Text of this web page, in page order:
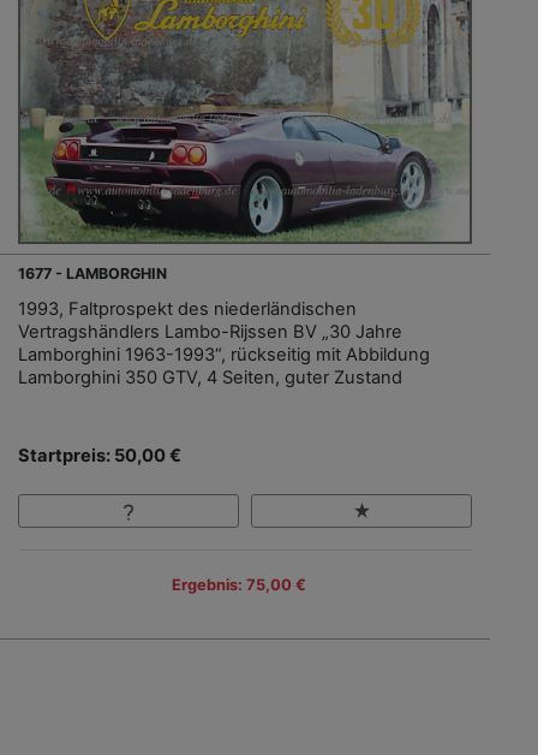
1677 - LAMBORGHIN
1993, Faltprospekt des niederländischen
Vertragshändlers Lambo-Rijssen BV „30 Jahre
Lamborghini 1963-1993“, rückseitig mit Abbildung
Lamborghini 350 GTV, 4 Seiten, guter Zustand
Startpreis: 50,00 €
Ergebnis: 75,00 €